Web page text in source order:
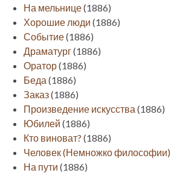
На мельнице(1886)
Хорошие люди (1886)
Событие(1886)
Драматург(1886)
Оратор(1886)
Беда (1886)
Заказ(1886)
Произведение искусства (1886)
Юбилей (1886)
Кто виноват? (1886)
Человек (Немножко философии)
На пути (1886)